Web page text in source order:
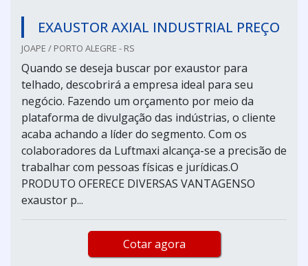
EXAUSTOR AXIAL INDUSTRIAL PREÇO
JOAPE / PORTO ALEGRE - RS
Quando se deseja buscar por exaustor para
telhado, descobrirá a empresa ideal para seu
negócio. Fazendo um orçamento por meio da
plataforma de divulgação das indústrias, o cliente
acaba achando a líder do segmento. Com os
colaboradores da Luftmaxi alcança-se a precisão de
trabalhar com pessoas físicas e jurídicas.O
PRODUTO OFERECE DIVERSAS VANTAGENSO
exaustor p...
Cotar agora